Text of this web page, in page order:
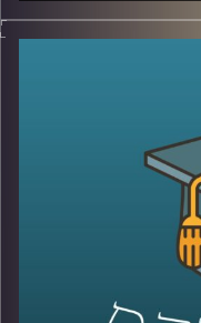
“היום שאחרי” בעזה,
גם מחליטה. היא
ד”ר גדליה אפטרמן,
לדיפלומטיה,
שיעזור לנו לנסות
למזרח התיכון?
ואיך ישראל יכולה